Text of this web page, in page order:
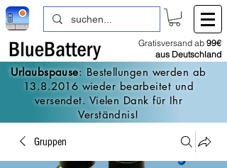
Gratisversand ab 99€
aus Deutschland
Urlaubspause: Bestellungen werden ab
13.8.2016 wieder bearbeitet und
versendet. Vielen Dank für Ihr
Verständnis!
Gruppen